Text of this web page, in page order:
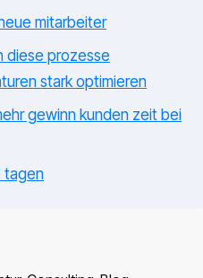
mitarbeiter
diese prozesse
stark optimieren
gewinn kunden zeit bei
tagen